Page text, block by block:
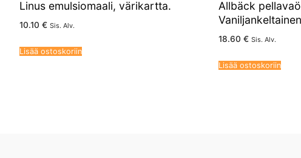
Linus emulsiomaali, värikartta.
10.10 € Sis. Alv.
Lisää ostoskoriin
Allbäck
18.60 € Sis. Alv.
Lisää ostoskoriin